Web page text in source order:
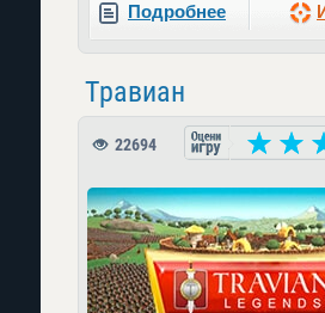
Подробнее
Травиан
22694